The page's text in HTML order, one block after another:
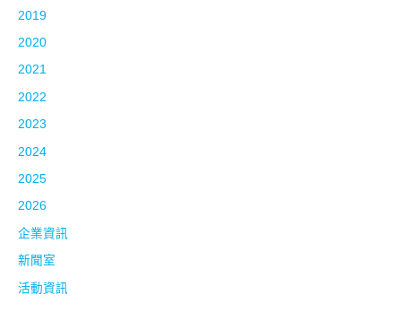
2019
2020
2021
2022
2023
2024
2025
2026
企業資訊
新聞室
活動資訊